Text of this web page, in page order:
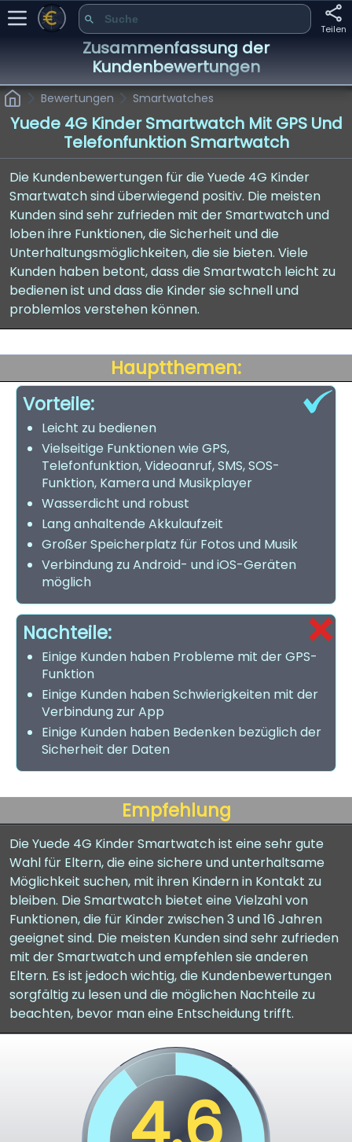
Teilen
Zusammenfassung der
Kundenbewertungen
Bewertungen Smartwatches
Yuede 4G Kinder Smartwatch Mit GPS Und
Telefonfunktion Smartwatch
Die Kundenbewertungen für die Yuede 4G Kinder
Smartwatch sind überwiegend positiv. Die meisten
Kunden sind sehr zufrieden mit der Smartwatch und
loben ihre Funktionen, die Sicherheit und die
Unterhaltungsmöglichkeiten, die sie bieten. Viele
Kunden haben betont, dass die Smartwatch leicht zu
bedienen ist und dass die Kinder sie schnell und
problemlos verstehen können.
Hauptthemen:
Vorteile:
Leicht zu bedienen
Vielseitige Funktionen wie GPS,
Telefonfunktion, Videoanruf, SMS, SOS-
Funktion, Kamera und Musikplayer
Wasserdicht und robust
Lang anhaltende Akkulaufzeit
Großer Speicherplatz für Fotos und Musik
Verbindung zu Android- und iOS-Geräten
möglich
Nachteile:
Einige Kunden haben Probleme mit der GPS-
Funktion
Einige Kunden haben Schwierigkeiten mit der
Verbindung zur App
Einige Kunden haben Bedenken bezüglich der
Sicherheit der Daten
Empfehlung
Die Yuede 4G Kinder Smartwatch ist eine sehr gute
Wahl für Eltern, die eine sichere und unterhaltsame
Möglichkeit suchen, mit ihren Kindern in Kontakt zu
bleiben. Die Smartwatch bietet eine Vielzahl von
Funktionen, die für Kinder zwischen 3 und 16 Jahren
geeignet sind. Die meisten Kunden sind sehr zufrieden
mit der Smartwatch und empfehlen sie anderen
Eltern. Es ist jedoch wichtig, die Kundenbewertungen
sorgfältig zu lesen und die möglichen Nachteile zu
beachten, bevor man eine Entscheidung trifft.